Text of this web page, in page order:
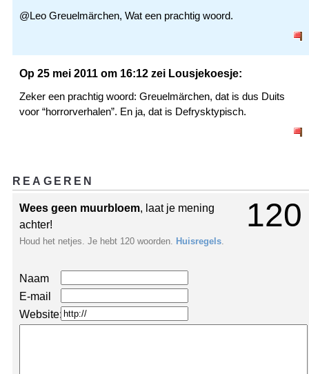
@Leo Greuelmärchen, Wat een prachtig woord.
Op 25 mei 2011 om 16:12 zei Lousjekoesje:
Zeker een prachtig woord: Greuelmärchen, dat is dus Duits
voor “horrorverhalen”. En ja, dat is Defrysktypisch.
REAGEREN
120
Wees geen muurbloem, laat je mening
achter!
Houd het netjes. Je hebt 120 woorden. Huisregels
Naam
E-mail
Website: